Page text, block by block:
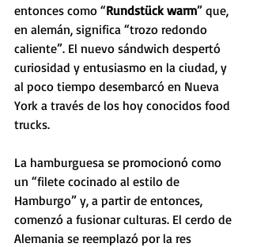
entonces como “Rundstück warm” que,
en alemán, significa “trozo redondo
caliente”. El nuevo sándwich despertó
curiosidad y entusiasmo en la ciudad, y
al poco tiempo desembarcó en Nueva
York a través de los hoy conocidos food
trucks.
La hamburguesa se promocionó como
un “filete cocinado al estilo de
Hamburgo” y, a partir de entonces,
comenzó a fusionar culturas. El cerdo de
Alemania se reemplazó por la res